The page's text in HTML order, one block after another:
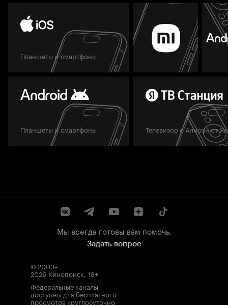
Планшеты и смартфоны
Планшеты и смартфоны Телевизор с Алисой от
Мы всегда готовы вам помочь.
Задать вопрос
© 2003–
2026 Кинопоиск. 18+
Федеральные каналы
доступны для бесплатного
просмотра круглосуточно